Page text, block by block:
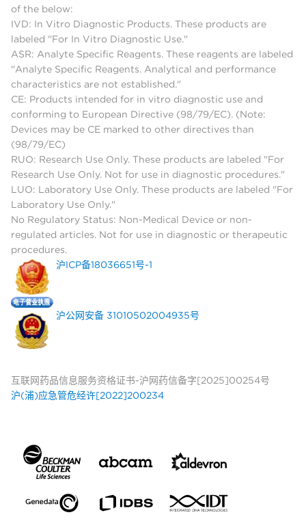
of the below:
IVD: In Vitro Diagnostic Products. These products are
labeled "For In Vitro Diagnostic Use."
ASR: Analyte Specific Reagents. These reagents are labeled
"Analyte Specific Reagents. Analytical and performance
characteristics are not established."
CE: Products intended for in vitro diagnostic use and
conforming to European Directive (98/79/EC). (Note:
Devices may be CE marked to other directives than
(98/79/EC)
RUO: Research Use Only. These products are labeled "For
Research Use Only. Not for use in diagnostic procedures."
LUO: Laboratory Use Only. These products are labeled "For
Laboratory Use Only."
No Regulatory Status: Non-Medical Device or non-
regulated articles. Not for use in diagnostic or therapeutic
procedures.
沪ICP备18036651号-1
沪公网安备 31010502004935号
互联网药品信息服务资格证书-沪网药信备字[2025]00254号
沪(浦)应急管危经许[2022]200234